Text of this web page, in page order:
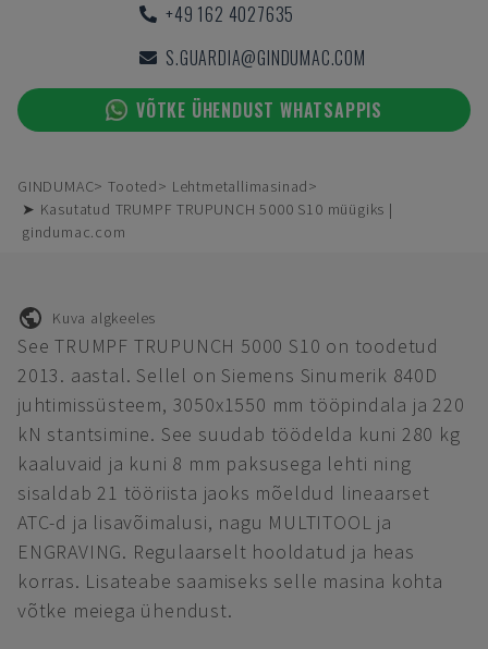
+49 162 4027635
S.GUARDIA@GINDUMAC.COM
VÕTKE ÜHENDUST WHATSAPPIS
GINDUMAC Tooted
Lehtmetallimasinad
➤ Kasutatud TRUMPF TRUPUNCH 5000 S10 müügiks |
gindumac.com
Kuva algkeeles
See TRUMPF TRUPUNCH 5000 S10 on toodetud
2013. aastal. Sellel on Siemens Sinumerik 840D
juhtimissüsteem, 3050x1550 mm tööpindala ja 220
kN stantsimine. See suudab töödelda kuni 280 kg
kaaluvaid ja kuni 8 mm paksusega lehti ning
sisaldab 21 tööriista jaoks mõeldud lineaarset
ATC-d ja lisavõimalusi, nagu MULTITOOL ja
ENGRAVING. Regulaarselt hooldatud ja heas
korras. Lisateabe saamiseks selle masina kohta
võtke meiega ühendust.